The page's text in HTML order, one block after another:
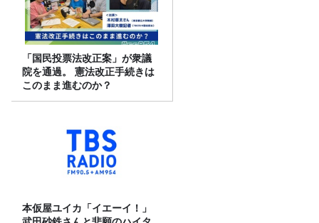
「国民投票法改正案」が衆議
院を通過。 憲法改正手続きは
このまま進むのか？
本仮屋ユイカ「イエーイ！」